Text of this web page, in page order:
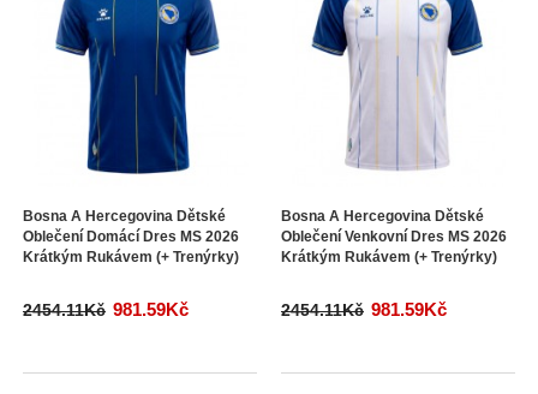
Bosna A Hercegovina Dětské
Oblečení Domácí Dres MS 2026
Krátkým Rukávem (+ Trenýrky)
2454.11Kč 981.59Kč
Bosna A Hercegovina Dětské
Oblečení Venkovní Dres MS 2026
Krátkým Rukávem (+ Trenýrky)
2454.11Kč 981.59Kč